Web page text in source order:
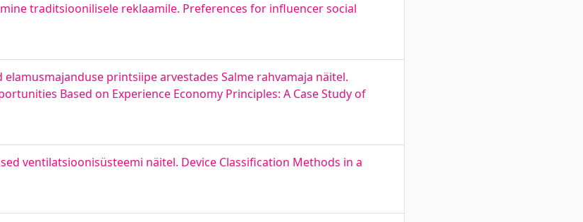
traditsioonilisele reklaamile. Preferences for influencer social
printsiipe arvestades Salme rahvamaja näitel.
Based on Experience Economy Principles: A Case Study of
ventilatsioonisüsteemi näitel. Device Classification Methods in a